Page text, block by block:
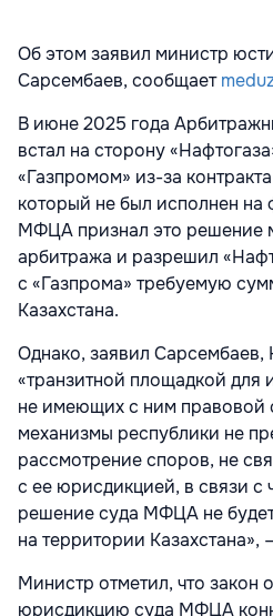
Об этом заявил министр
Сарсембаев, сообщает
В июне 2025 года
встал на сторону
«Газпромом» из-за
который не был исполнен на
МФЦА признал это решение
арбитража и разрешил
с «Газпрома» требуемую
Казахстана.
Однако, заявил Сарсембаев,
«транзитной площадкой для
не имеющих с ним правовой
механизмы республики не
рассмотрение споров, не
с ее юрисдикцией, в связи с
решение суда МФЦА не
на территории Казахстана»,
Министр отметил, что закон
юрисдикцию суда МФЦА